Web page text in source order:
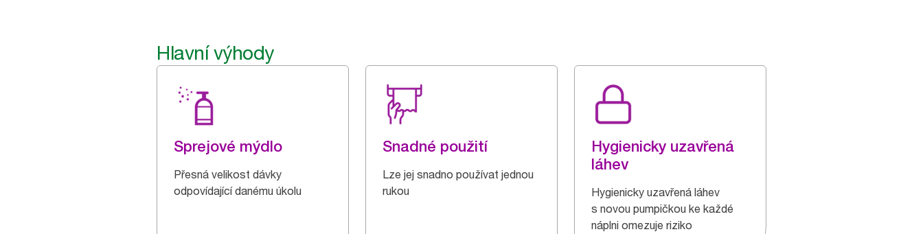
Hlavní výhody
Sprejové mýdlo
Přesná velikost dávky
odpovídající danému úkolu
Snadné použití
Lze jej snadno používat jednou
rukou
Hygienicky uzavřená
láhev
Hygienicky uzavřená láhev
s novou pumpičkou ke každé
náplni omezuje riziko